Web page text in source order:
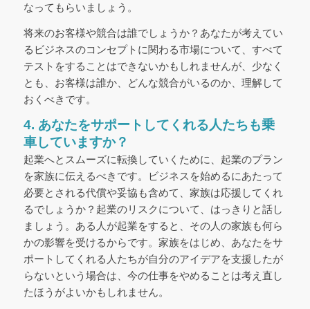
なってもらいましょう。
将来のお客様や競合は誰でしょうか？あなたが考えてい
るビジネスのコンセプトに関わる市場について、すべて
テストをすることはできないかもしれませんが、少なく
とも、お客様は誰か、どんな競合がいるのか、理解して
おくべきです。
4. あなたをサポートしてくれる人たちも乗
車していますか？
起業へとスムーズに転換していくために、起業のプラン
を家族に伝えるべきです。ビジネスを始めるにあたって
必要とされる代償や妥協も含めて、家族は応援してくれ
るでしょうか？起業のリスクについて、はっきりと話し
ましょう。ある人が起業をすると、その人の家族も何ら
かの影響を受けるからです。家族をはじめ、あなたをサ
ポートしてくれる人たちが自分のアイデアを支援したが
らないという場合は、今の仕事をやめることは考え直し
たほうがよいかもしれません。